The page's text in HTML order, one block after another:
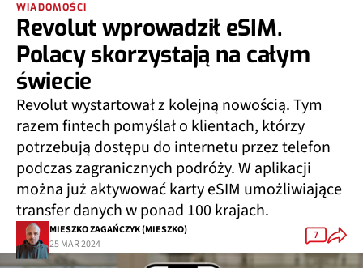
WIADOMOŚCI
Revolut wprowadził eSIM.
Polacy skorzystają na całym
świecie
Revolut wystartował z kolejną nowością. Tym
razem fintech pomyślał o klientach, którzy
potrzebują dostępu do internetu przez telefon
podczas zagranicznych podróży. W aplikacji
można już aktywować karty eSIM umożliwiające
transfer danych w ponad 100 krajach.
MIESZKO ZAGAŃCZYK (MIESZKO)
25 MAR 2024
7